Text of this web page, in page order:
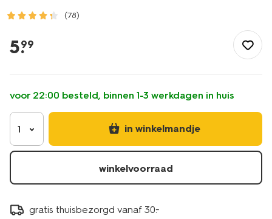
(78)
gezond/persoonlijke-
verzorging/mondverzorging/tandenstokers/interdentale-
regular-
-40-
stuks-
11133386.html
5.
99
voor 22:00 besteld, binnen 1-3 werkdagen in huis
1 in winkelmandje
winkelvoorraad
gratis thuisbezorgd vanaf 30.-